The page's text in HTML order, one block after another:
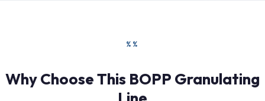
%%
Why Choose This BOPP Granulating